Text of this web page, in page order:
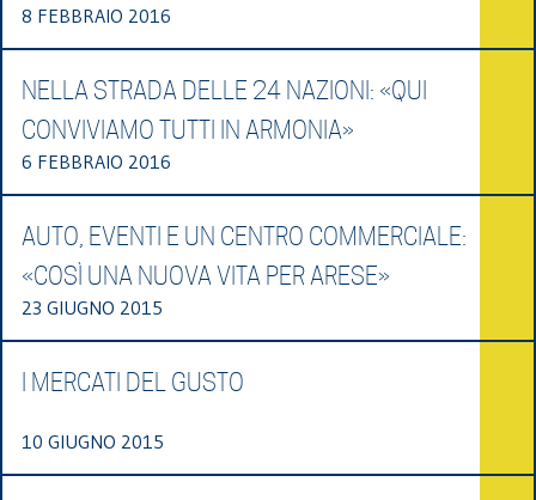
8 FEBBRAIO 2016
NELLA STRADA DELLE 24 NAZIONI: «QUI
CONVIVIAMO TUTTI IN ARMONIA»
6 FEBBRAIO 2016
AUTO, EVENTI E UN CENTRO COMMERCIALE:
«COSÌ UNA NUOVA VITA PER ARESE»
23 GIUGNO 2015
I MERCATI DEL GUSTO
10 GIUGNO 2015